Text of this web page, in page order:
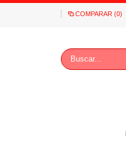
COMPARAR (0)